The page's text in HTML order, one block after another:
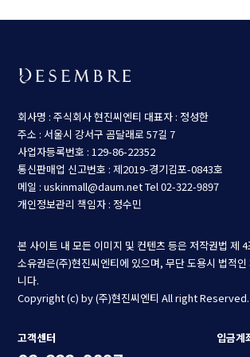
회사명 : 주식회사 현진씨엔티 대표자 : 정성한
주소 : 서울시 강서구 곰달래로 57길 7
사업자등록번호 : 129-86-22352
통신판매업 신고번호 : 제2019-경기김포-0843호
메일 : uskinmall@daum.netTel 02-322-9897
개인정보관리 책임자 : 정수민
본 사이트 내 모든 이미지 및 컨텐츠 등은 저작권법 제
소유권은(주)현진씨엔티에 있으며, 무단 도용시 법적
니다.
Copyright (c) by (주)현진씨엔티 All right Reserved.
고객센터
입금계